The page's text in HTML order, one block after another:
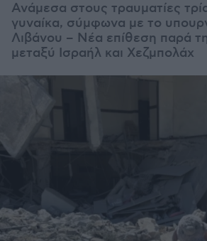
Ανάμεσα στους τραυματίες τρία
γυναίκα, σύμφωνα με το
Λιβάνου – Νέα επίθεση παρά
μεταξύ Ισραήλ και Χεζμπολάχ